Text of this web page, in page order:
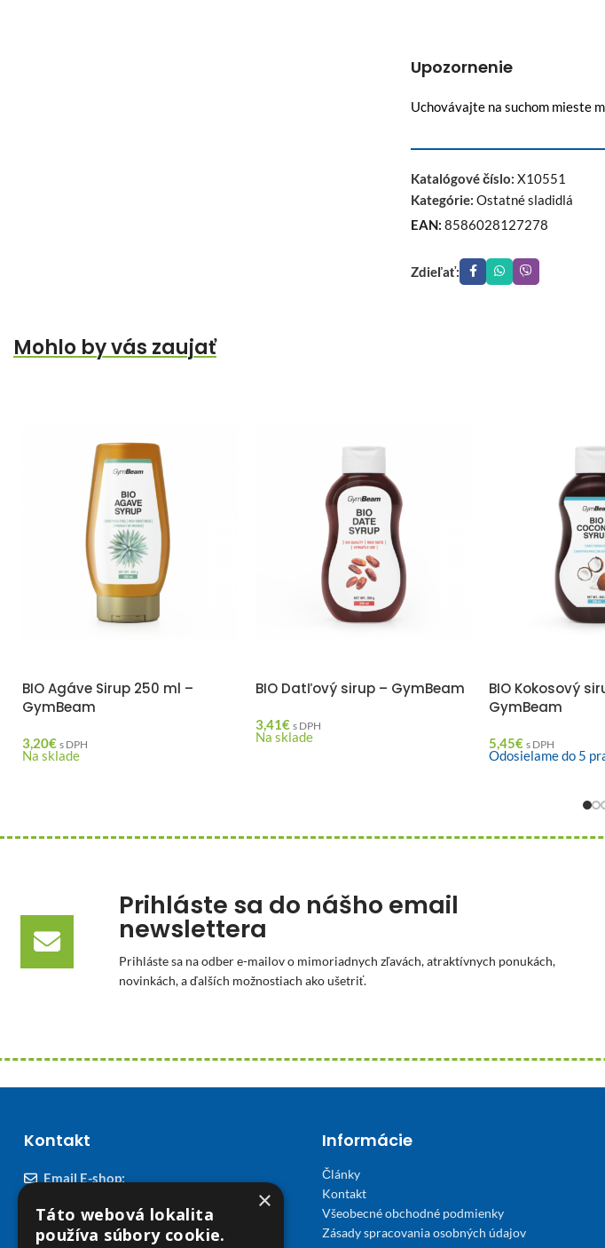
Upozornenie
Uchovávajte na suchom mieste
Katalógové číslo: X10551
Kategórie: Ostatné sladidlá
EAN: 8586028127278
Zdieľať:
Mohlo by vás zaujať
BIO Agáve Sirup 250 ml –
GymBeam
3,20€ s DPH
Na sklade
BIO Datľový sirup – GymBeam
3,41€ s DPH
Na sklade
BIO Kokosový
GymBeam
5,45€ s DPH
Odosielame do 5
Prihláste sa do nášho email
newslettera
Prihláste sa na odber e-mailov o mimoriadnych zľavách, atraktívnych ponukách,
novinkách, a ďalších možnostiach ako ušetriť.
Kontakt
Email E-shop:
podpora@viplekaren.sk
Telefón E-shop:
Informácie
Články
Kontakt
Všeobecné obchodné podmienky
Zásady spracovania osobných údajov
×
Táto webová lokalita
používa súbory cookie.